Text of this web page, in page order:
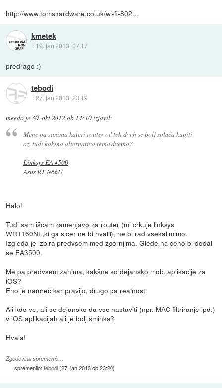
http://www.tomshardware.co.uk/wi-fi-802...
kmetek
:: 19. jan 2013, 07:17
predrago :)
tebodi
::27. jan 2013, 23:19
meedo je30. okt 2012 ob 14:10izjavil:
Mene pa zanima kateri router od teh dveh se bolj splača kupiti
oz. tudi kakšna alternativa tema dvema?
Linksys EA 4500
Asus RT N66U
Halo!
Tudi sam iščam zamenjavo za router (mi crkuje linksys
WRT160NL,ki ga sicer ne bi hvalil), ne bi rad vsekal mimo.
Izgleda je izbira predvsem med zgornjima. Glede na ceno bi dodal
še EA3500.
Me pa predvsem zanima, kakšne so dejansko mob. aplikacije za
iOS?
Eno je namreč kar pravijo, drugo pa realnost.
Ali kdo ve, ali se dejansko da vse nastaviti (npr. MAC filtriranje ipd.)
v iOS aplikacijah ali je bolj šminka?
Hvala!
Zgodovina sprememb…
spremenilo:tebodi(27. jan 2013 ob 23:20)